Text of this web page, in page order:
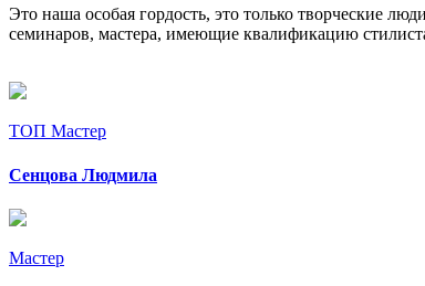
Это наша особая гордость, это только творческие
семинаров, мастера, имеющие квалификацию
ТОП Мастер
Сенцова Людмила
Мастер